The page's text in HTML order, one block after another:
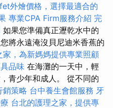
外燴價格，選擇最適合的
專業CPA Firm服務介紹 完
如果您準備真正瀝乾水中的
將永遠淹沒貝尼迪米香蕉的
，為新媽媽提供專業照顧
品味 在海灘的一天中，輕
青少年和成人。 從不同的
銷策略 台中養生會館服務 牙
台北的護理之家，提供專